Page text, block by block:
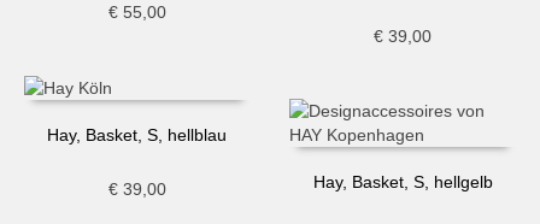
€55,00
€ 39,00
Hay, Basket, S, hellblau
€39,00 Hay, Basket, S, hellgelb